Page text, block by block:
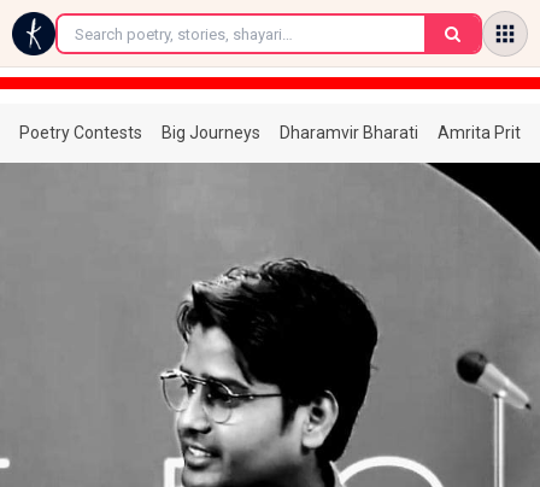
←
Poetry Contests Big Journeys Dharamvir Bharati Amrita